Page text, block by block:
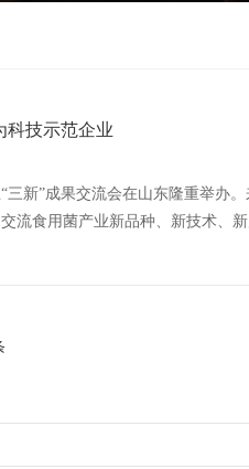
科技示范企业
三新”成果交流会在山东隆重举办
流食用菌产业新品种、新技术、新